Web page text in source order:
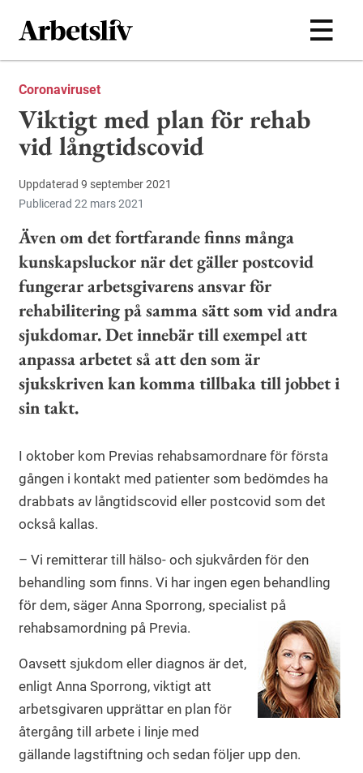
Hoppa till huvudinnehållet
Coronaviruset
Viktigt med plan för rehab
vid långtidscovid
Uppdaterad 9 september 2021
Publicerad 22 mars 2021
Även om det fortfarande finns många
kunskapsluckor när det gäller postcovid
fungerar arbetsgivarens ansvar för
rehabilitering på samma sätt som vid andra
sjukdomar. Det innebär till exempel att
anpassa arbetet så att den som är
sjukskriven kan komma tillbaka till jobbet i
sin takt.
I oktober kom Previas rehabsamordnare för första
gången i kontakt med patienter som bedömdes ha
drabbats av långtidscovid eller postcovid som det
också kallas.
– Vi remitterar till hälso- och sjukvården för den
behandling som finns. Vi har ingen egen behandling
för dem, säger Anna Sporrong, specialist på
rehabsamordning på Previa.
Oavsett sjukdom eller diagnos är det,
enligt Anna Sporrong, viktigt att
arbetsgivaren upprättar en plan för
återgång till arbete i linje med
gällande lagstiftning och sedan följer upp den.